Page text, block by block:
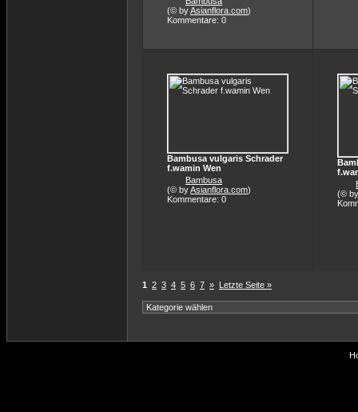
(© byAsianflora.com)
Kommentare: 0
Bambusa vulgaris Schrader
f.wamin Wen
Bambusa
(© byAsianflora.com)
Kommentare: 0
(©
1 2 3 4 5 6 7 » Letzte Seite »